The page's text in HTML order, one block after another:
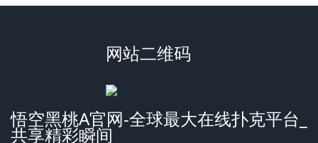
网站二维码
悟空黑桃A官网-全球最大在线扑克平台_
共享精彩瞬间